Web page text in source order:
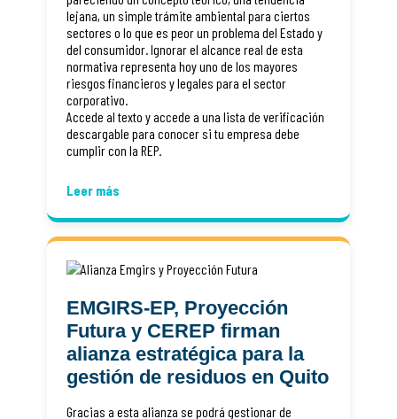
lejana, un simple trámite ambiental para ciertos
sectores o lo que es peor un problema del Estado y
del consumidor. Ignorar el alcance real de esta
normativa representa hoy uno de los mayores
riesgos financieros y legales para el sector
corporativo.
Accede al texto y accede a una lista de verificación
descargable para conocer si tu empresa debe
cumplir con la REP.
Leer más
EMGIRS-EP, Proyección
Futura y CEREP firman
alianza estratégica para la
gestión de residuos en Quito
Gracias a esta alianza se podrá gestionar de